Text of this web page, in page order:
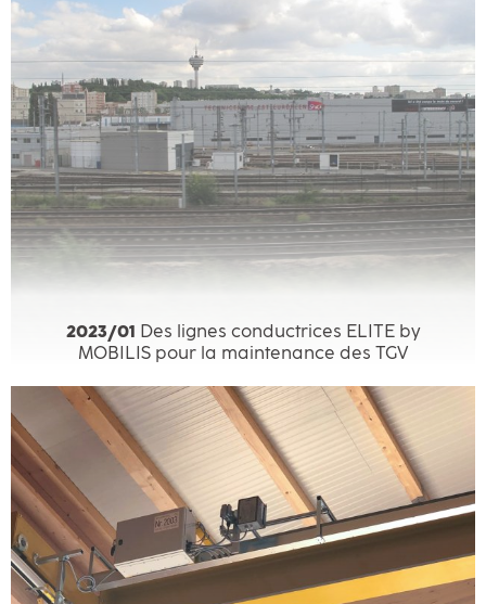
2023/01 Des lignes conductrices ELITE by
MOBILIS pour la maintenance des TGV